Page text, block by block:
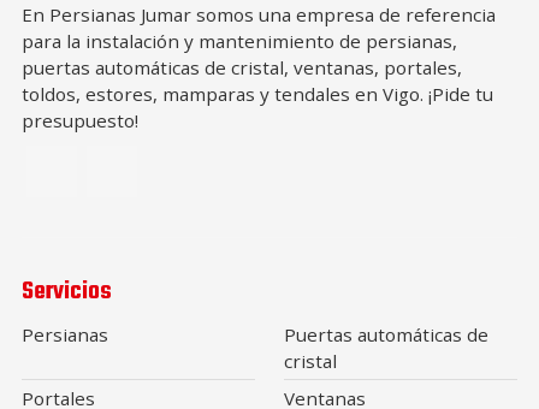
En Persianas Jumar somos una empresa de referencia
para la instalación y mantenimiento de persianas,
puertas automáticas de cristal, ventanas, portales,
toldos, estores, mamparas y tendales en Vigo. ¡Pide tu
presupuesto!
Servicios
Persianas
Puertas automáticas de
cristal
Portales
Ventanas